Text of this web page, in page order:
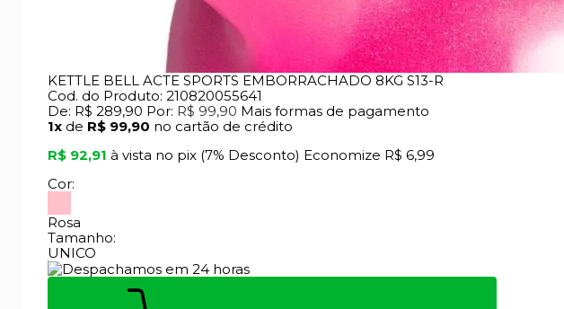
KETTLE BELL ACTE SPORTS EMBORRACHADO 8KG S13-R
Cod. do Produto: 210820055641
De: R$ 289,90 Por: R$ 99,90 Mais formas de pagamento
1x de R$ 99,90 no cartão de crédito
R$ 92,91 à vista no pix (7% Desconto) Economize R$ 6,99
Cor:
Rosa
Tamanho:
UNICO